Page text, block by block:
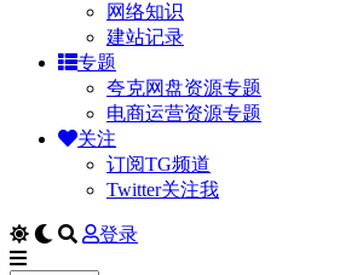
网络知识
建站记录
专题
夸克网盘资源专题
电商运营资源专题
关注
订阅TG频道
Twitter关注我
登录